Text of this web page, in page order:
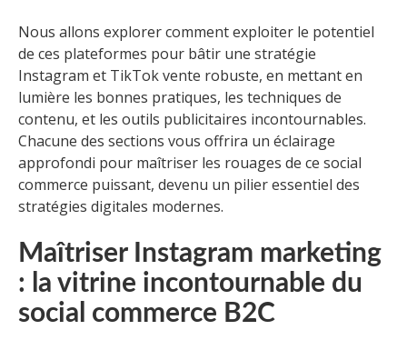
Nous allons explorer comment exploiter le potentiel
de ces plateformes pour bâtir une stratégie
Instagram et TikTok vente robuste, en mettant en
lumière les bonnes pratiques, les techniques de
contenu, et les outils publicitaires incontournables.
Chacune des sections vous offrira un éclairage
approfondi pour maîtriser les rouages de ce social
commerce puissant, devenu un pilier essentiel des
stratégies digitales modernes.
Maîtriser Instagram marketing
: la vitrine incontournable du
social commerce B2C